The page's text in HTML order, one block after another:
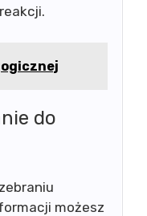
do
możesz